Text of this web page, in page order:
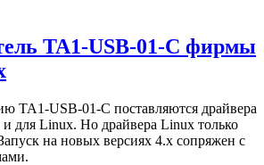
TA1-USB-01-C фирмы
TA1-USB-01-C поставляются драйвера
и для Linux. Но драйвера Linux только
на новых версиях 4.х сопряжен с